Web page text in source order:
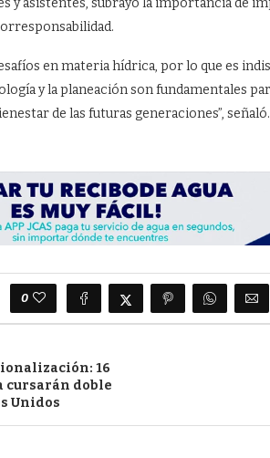
y asistentes, subrayó la importancia de
en materia hídrica, por lo que es
y la planeación son fundamentales
de las futuras generaciones”, señaló.
0
16
cursarán doble
Unidos